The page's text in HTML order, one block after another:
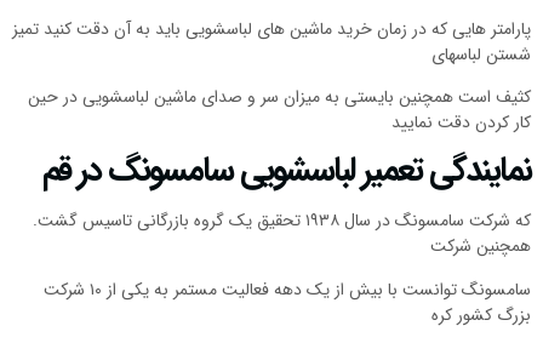
پارامتر هایی که در زمان خرید ماشین های لباسشویی باید به آن دقت کنید تمیز
شستن لباسهای
کثیف است همچنین بایستی به میزان سر و صدای ماشین لباسشویی در حین
کار کردن دقت نمایید
نمایندگی تعمیر لباسشویی سامسونگ در قم
که شرکت سامسونگ در سال ۱۹۳۸ تحقیق یک گروه بازرگانی تاسیس گشت.
همچنین شرکت
سامسونگ توانست با بیش از یک دهه فعالیت مستمر به یکی از ۱۰ شرکت
بزرگ کشور کره